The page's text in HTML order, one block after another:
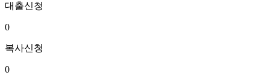
대출신청
0
복사신청
0